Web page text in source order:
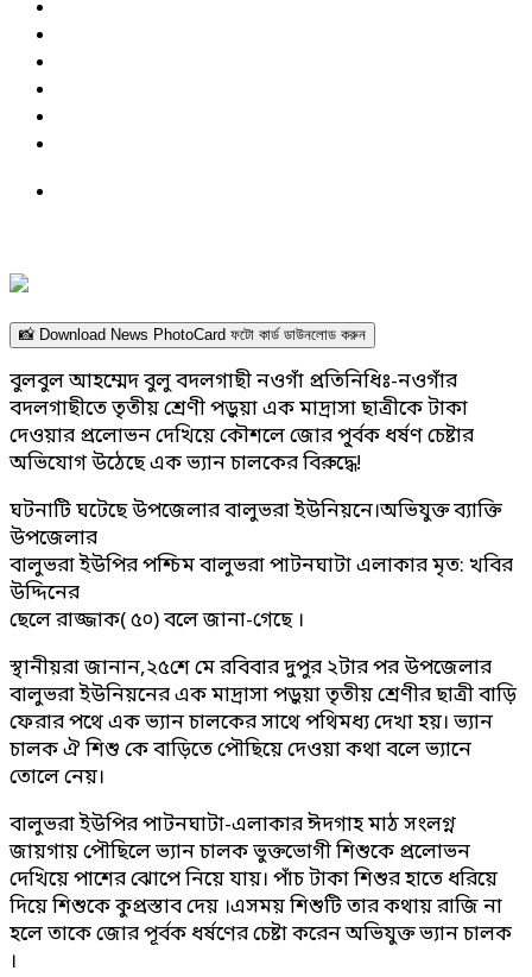
📸 Download News PhotoCard ফটো কার্ড ডাউনলোড করুন
বুলবুল আহম্মেদ বুলু বদলগাছী নওগাঁ প্রতিনিধিঃ-নওগাঁর
বদলগাছীতে তৃতীয় শ্রেণী পড়ুয়া এক মাদ্রাসা ছাত্রীকে টাকা
দেওয়ার প্রলোভন দেখিয়ে কৌশলে জোর পূ্র্বক ধর্ষণ চেষ্টার
অভিযোগ উঠেছে এক ভ্যান চালকের বিরুদ্ধে!
ঘটনাটি ঘটেছে উপজেলার বালুভরা ইউনিয়নে।অভিযুক্ত ব্যাক্তি
উপজেলার
বালুভরা ইউপির পশ্চিম বালুভরা পাটনঘাটা এলাকার মৃত: খবির
উদ্দিনের
ছেলে রাজ্জাক( ৫০) বলে জানা-গেছে ।
স্থানীয়রা জানান,২৫শে মে রবিবার দুপুর ২টার পর উপজেলার
বালুভরা ইউনিয়নের এক মাদ্রাসা পড়ুয়া তৃতীয় শ্রেণীর ছাত্রী বাড়ি
ফেরার পথে এক ভ্যান চালকের সাথে পথিমধ্য দেখা হয়। ভ্যান
চালক ঐ শিশু কে বাড়িতে পৌছিয়ে দেওয়া কথা বলে ভ্যানে
তোলে নেয়।
বালুভরা ইউপির পাটনঘাটা-এলাকার ঈদগাহ মাঠ সংলগ্ন
জায়গায় পৌছিলে ভ্যান চালক ভুক্তভোগী শিশুকে প্রলোভন
দেখিয়ে পাশের ঝোপে নিয়ে যায়। পাঁচ টাকা শিশুর হাতে ধরিয়ে
দিয়ে শিশুকে কুপ্রস্তাব দেয় ।এসময় শিশুটি তার কথায় রাজি না
হলে তাকে জোর পূর্বক ধর্ষণের চেষ্টা করেন অভিযুক্ত ভ্যান চালক
।